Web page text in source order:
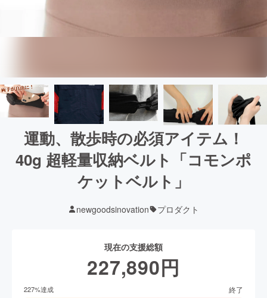
運動、散歩時の必須アイテム！
40g 超軽量収納ベルト「コモンポ
ケットベルト」
newgoodsinovation プロダクト
現在の支援総額
227,890円
227%達成 終了